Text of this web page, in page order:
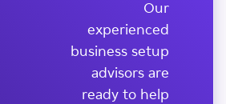
Our
experienced
business setup
advisors are
ready to help